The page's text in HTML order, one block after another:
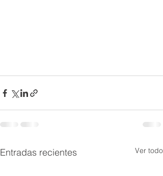
Entradas recientes Ver todo